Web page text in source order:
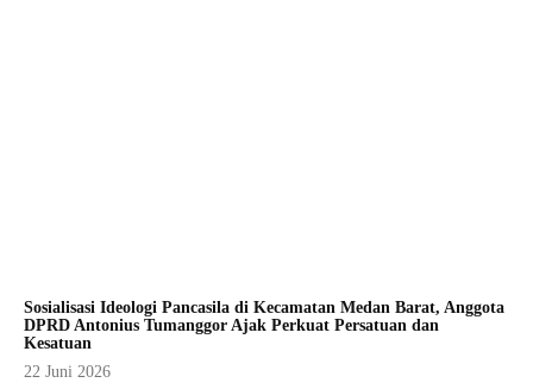
Sosialisasi Ideologi Pancasila di Kecamatan Medan Barat, Anggota
DPRD Antonius Tumanggor Ajak Perkuat Persatuan dan
Kesatuan
22 Juni 2026